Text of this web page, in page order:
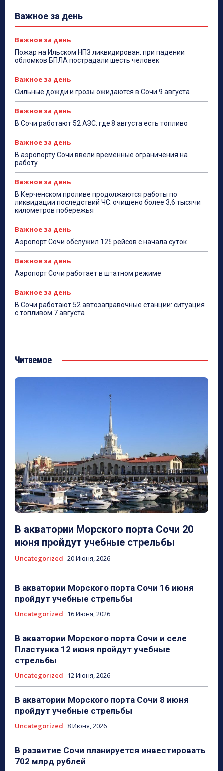
Важное за день
Важное за день
Пожар на Ильском НПЗ ликвидирован: при падении
обломков БПЛА пострадали шесть человек
Важное за день
Сильные дожди и грозы ожидаются в Сочи 9 августа
Важное за день
В Сочи работают 52 АЗС: где 8 августа есть топливо
Важное за день
В аэропорту Сочи ввели временные ограничения на
работу
Важное за день
В Керченском проливе продолжаются работы по
ликвидации последствий ЧС: очищено более 3,6 тысячи
километров побережья
Важное за день
Аэропорт Сочи обслужил 125 рейсов с начала суток
Важное за день
Аэропорт Сочи работает в штатном режиме
Важное за день
В Сочи работают 52 автозаправочные станции: ситуация
с топливом 7 августа
Читаемое
В акватории Морского порта Сочи 20
июня пройдут учебные стрельбы
Uncategorized 20 Июня, 2026
В акватории Морского порта Сочи 16 июня
пройдут учебные стрельбы
Uncategorized 16 Июня, 2026
В акватории Морского порта Сочи и селе
Пластунка 12 июня пройдут учебные
стрельбы
Uncategorized 12 Июня, 2026
В акватории Морского порта Сочи 8 июня
пройдут учебные стрельбы
Uncategorized 8 Июня, 2026
В развитие Сочи планируется инвестировать
702 млрд рублей